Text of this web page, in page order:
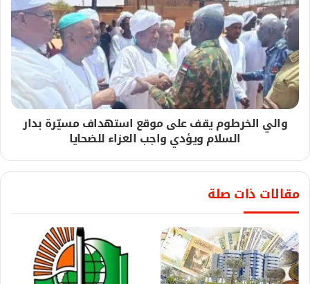
والي الخرطوم يقف على موقع استهداف مسيّرة بدار
السلام ويؤدي واجب العزاء للضحايا
مقالات ذات صلة